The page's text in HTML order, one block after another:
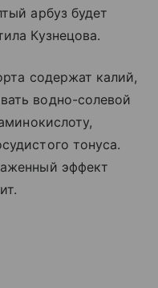
арбуз будет
Кузнецова.
содержат калий,
водно-солевой
тонуса.
эффект